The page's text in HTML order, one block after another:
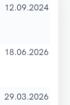
12.09.2024
18.06.2026
29.03.2026